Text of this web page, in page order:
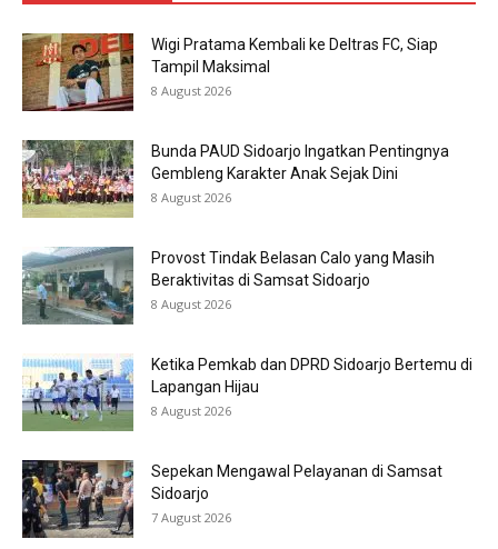
Wigi Pratama Kembali ke Deltras FC, Siap
Tampil Maksimal
8 August 2026
Bunda PAUD Sidoarjo Ingatkan Pentingnya
Gembleng Karakter Anak Sejak Dini
8 August 2026
Provost Tindak Belasan Calo yang Masih
Beraktivitas di Samsat Sidoarjo
8 August 2026
Ketika Pemkab dan DPRD Sidoarjo Bertemu di
Lapangan Hijau
8 August 2026
Sepekan Mengawal Pelayanan di Samsat
Sidoarjo
7 August 2026